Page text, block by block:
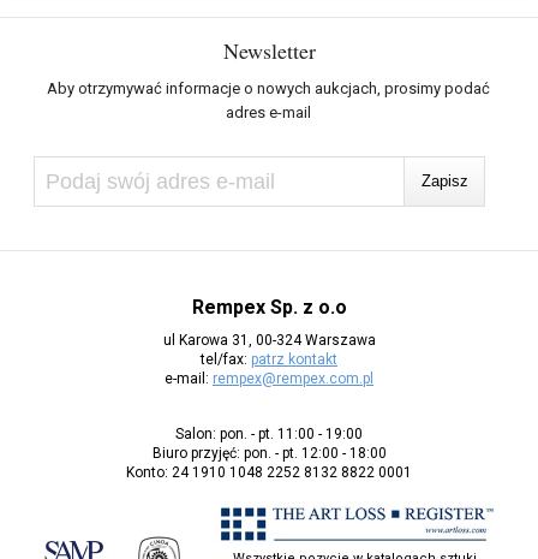
Newsletter
Aby otrzymywać informacje o nowych aukcjach, prosimy podać
adres e-mail
Rempex Sp. z o.o
ul Karowa 31, 00-324 Warszawa
tel/fax: patrz kontakt
e-mail: rempex@rempex.com.pl
Salon: pon. - pt. 11:00 - 19:00
Biuro przyjęć: pon. - pt. 12:00 - 18:00
Konto: 24 1910 1048 2252 8132 8822 0001